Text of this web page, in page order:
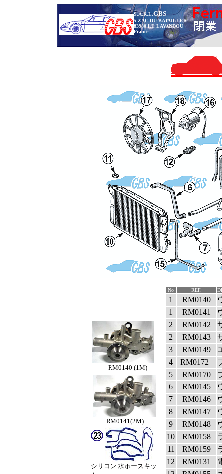
S.A.R.L.GBS
5 ZAC DU BATAILLER
83980 LE LAVANDOU
France
RM0140 (1M)
RM0141(2M)
シリコン 水ホースキッ
No REF.
1 RM0140
1
RM0141
2
RM0142
2
RM0143
3
RM0149
4
RM0172+
5
RM0170
6
RM0145
7
RM0146
8
RM0147
9
RM0148
10
RM0158
11
RM0159
12
RM0131